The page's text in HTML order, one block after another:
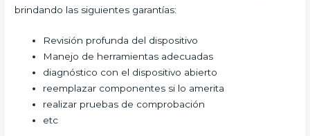
brindando las siguientes garantías:
Revisión profunda del dispositivo
Manejo de herramientas adecuadas
diagnóstico con el dispositivo abierto
reemplazar componentes si lo amerita
realizar pruebas de comprobación
etc